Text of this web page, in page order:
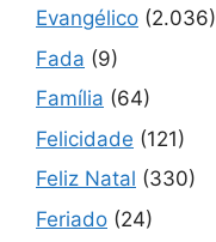
Evangélico (2.036)
Fada (9)
Família (64)
Felicidade (121)
Feliz Natal (330)
Feriado (24)